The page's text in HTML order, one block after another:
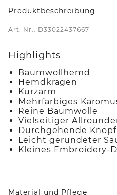
Produktbeschreibung
Art. Nr.: D33022437667
Highlights
Baumwollhemd
Hemdkragen
Kurzarm
Mehrfarbiges
Reine Baumwolle
Vielseitiger
Durchgehende
Leicht gerundeter
Kleines Embroidery-
Material und Pflege